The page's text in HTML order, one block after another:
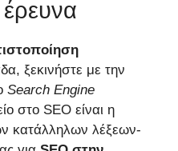
έρευνα
ξεκινήστε με την
Search Engine
στο SEO είναι η
κατάλληλων λέξεων-